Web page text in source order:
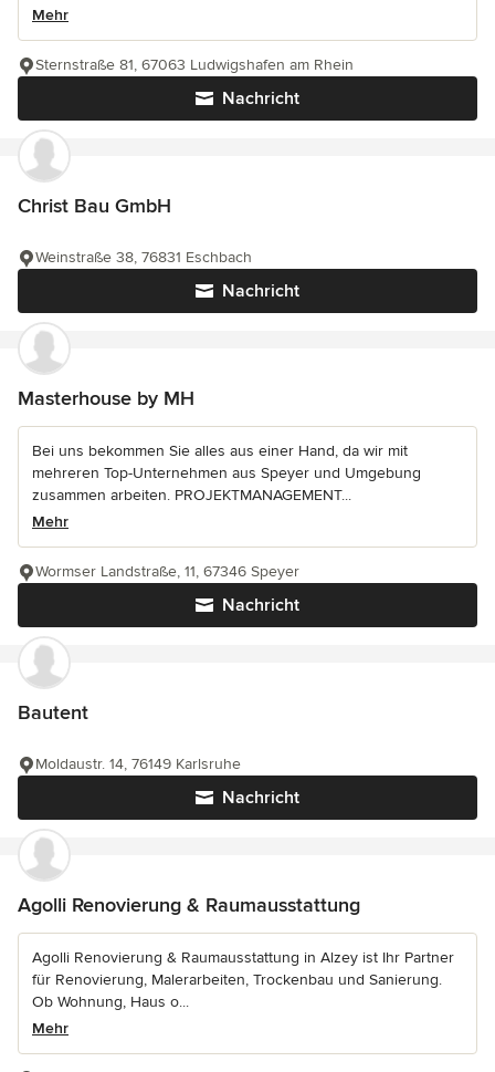
Mehr
Nachricht
Sternstraße 81, 67063 Ludwigshafen am Rhein
Christ Bau GmbH
Nachricht
Weinstraße 38, 76831 Eschbach
Masterhouse by MH
Bei uns bekommen Sie alles aus einer Hand, da wir mit
mehreren Top-Unternehmen aus Speyer und Umgebung
zusammen arbeiten. PROJEKTMANAGEMENT...
Mehr
Nachricht
Wormser Landstraße, 11, 67346 Speyer
Bautent
Nachricht
Moldaustr. 14, 76149 Karlsruhe
Agolli Renovierung & Raumausstattung
Agolli Renovierung & Raumausstattung in Alzey ist Ihr Partner
für Renovierung, Malerarbeiten, Trockenbau und Sanierung.
Ob Wohnung, Haus o...
Mehr